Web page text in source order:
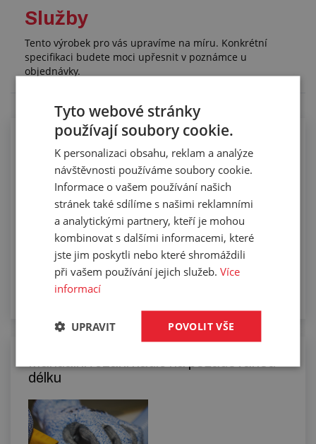
Služby
Tento výrobek pro vás upravíme na míru. Konkrétní
specifikaci budete moci upřesnit v poznámce u
objednávky.
Kompletace hadic koncovkami pomocí
spon
délku
Tyto webové stránky
používají soubory cookie.
K personalizaci obsahu, reklam a analýze
návštěvnosti používáme soubory cookie.
Informace o vašem používání našich
stránek také sdílíme s našimi reklamními
a analytickými partnery, kteří je mohou
kombinovat s dalšími informacemi, které
jste jim poskytli nebo které shromáždili
při vašem používání jejich služeb.Více
informací
POVOLIT VŠE
UPRAVIT